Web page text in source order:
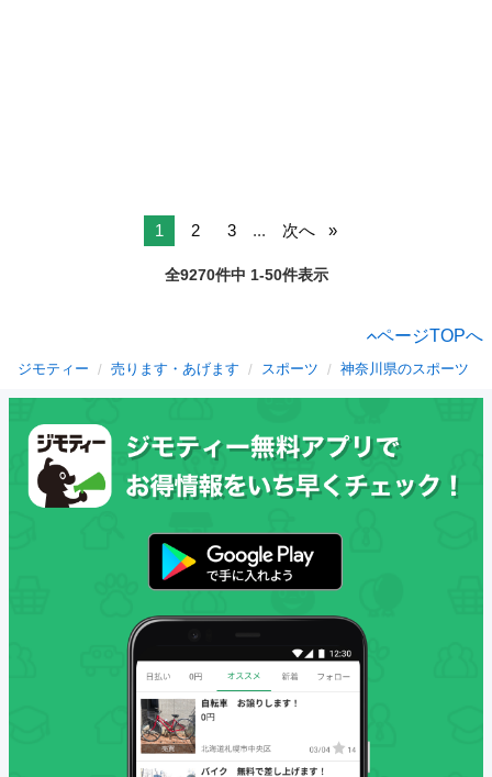
1 2 3 ... 次へ
全9270件中 1-50件表示
ページTOPへ
ジモティー 売ります・あげます スポーツ 神奈川県のスポーツ